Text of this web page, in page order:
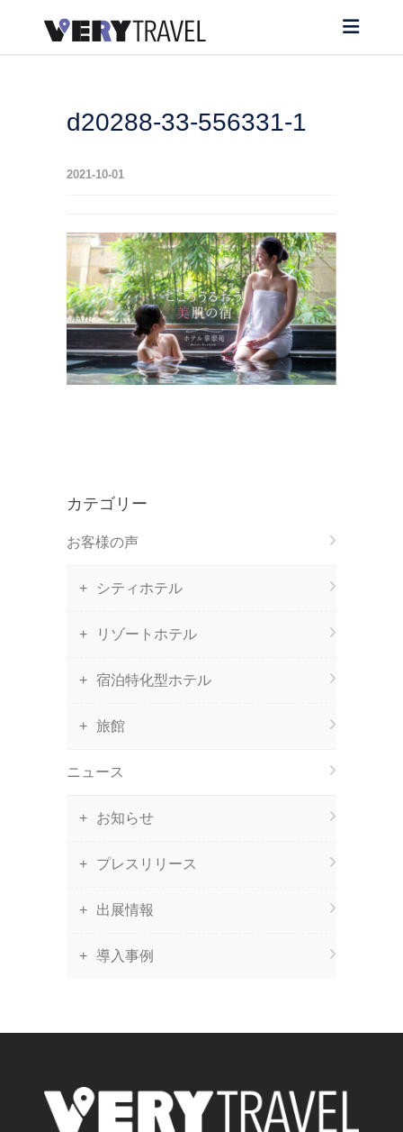
d20288-33-556331-1
2021-10-01
カテゴリー
お客様の声
シティホテル
リゾートホテル
宿泊特化型ホテル
旅館
ニュース
お知らせ
プレスリリース
出展情報
導入事例